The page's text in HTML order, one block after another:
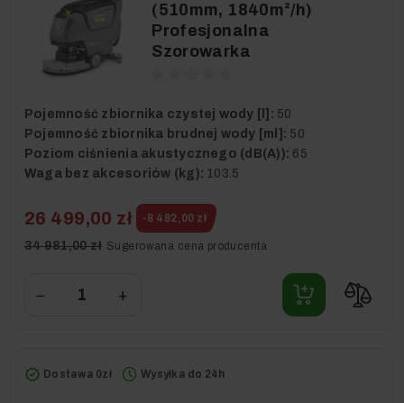
(510mm, 1840m²/h)
Profesjonalna
Szorowarka
Pojemność zbiornika czystej wody [l]: 50
Pojemność zbiornika brudnej wody [ml]: 50
Poziom ciśnienia akustycznego (dB(A)): 65
Waga bez akcesoriów (kg): 103.5
26 499,00 zł -8 482,00 zł
34 981,00 zł Sugerowana cena producenta
− +
Dostawa 0zł Wysyłka do 24h